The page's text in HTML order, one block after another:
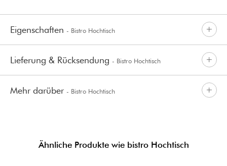
Eigenschaften - Bistro Hochtisch
Lieferung & Rücksendung - Bistro Hochtisch
Mehr darüber - Bistro Hochtisch
Ähnliche Produkte wie bistro Hochtisch